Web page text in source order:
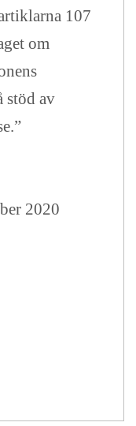
107
om
stöd av
2020